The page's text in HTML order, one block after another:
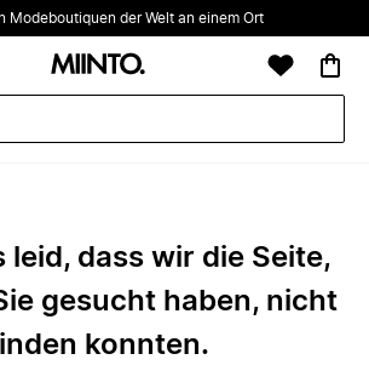
Modeboutiquen der Welt an einem Ort
leid, dass wir die Seite,
gesucht haben, nicht
konnten.